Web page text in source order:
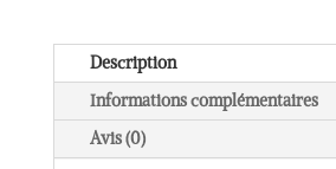
Description
Informations complémentaires
Avis (0)